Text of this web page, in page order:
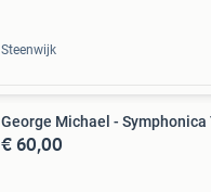
Steenwijk
George Michael - Symphonica
€ 60,00